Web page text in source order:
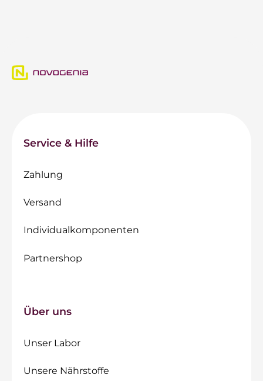
Service & Hilfe
Zahlung
Versand
Individualkomponenten
Partnershop
Über uns
Unser Labor
Unsere Nährstoffe